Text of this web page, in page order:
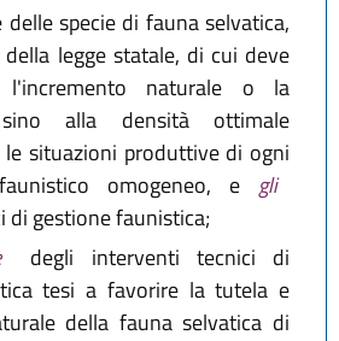
specie di fauna selvatica,
legge statale, di cui deve
l'incremento naturale o la
sino alla densità ottimale
situazioni produttive di ogni
omogeneo, e gli
di gestione faunistica;
degli interventi tecnici di
tesi a favorire la tutela e
della fauna selvatica di